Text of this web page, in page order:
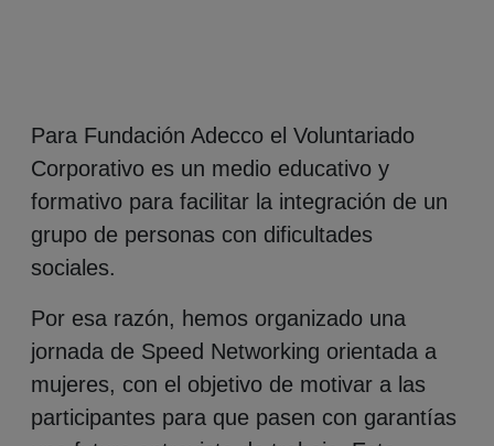
Para Fundación Adecco el Voluntariado
Corporativo es un medio educativo y
formativo para facilitar la integración de un
grupo de personas con dificultades
sociales.
Por esa razón, hemos organizado una
jornada de Speed Networking orientada a
mujeres, con el objetivo de motivar a las
participantes para que pasen con garantías